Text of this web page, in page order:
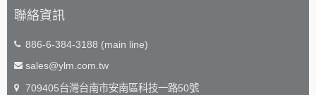
聯絡資訊
886-6-384-3188 (main line)
sales@ylm.com.tw
709405台灣台南市安南區科技一路50號